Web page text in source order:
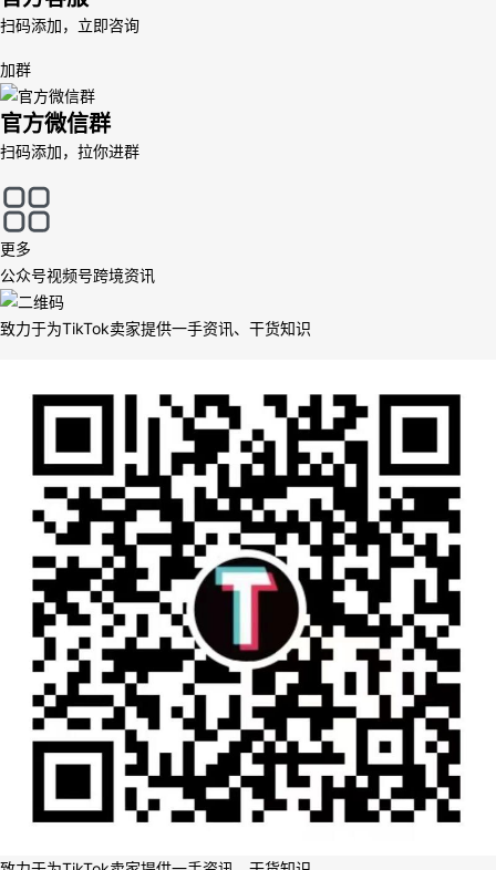
扫码添加，立即咨询
加群
官方微信群
扫码添加，拉你进群
更多
公众号视频号跨境资讯
致力于为TikTok卖家提供一手资讯、干货知识